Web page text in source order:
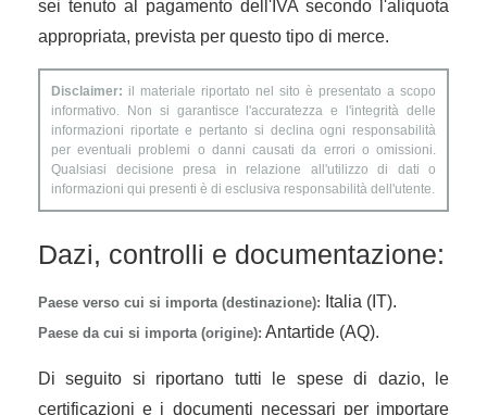
sei tenuto al pagamento dell'IVA secondo l'aliquota
appropriata, prevista per questo tipo di merce.
Disclaimer: il materiale riportato nel sito è presentato a scopo
informativo. Non si garantisce l'accuratezza e l'integrità delle
informazioni riportate e pertanto si declina ogni responsabilità
per eventuali problemi o danni causati da errori o omissioni.
Qualsiasi decisione presa in relazione all'utilizzo di dati o
informazioni qui presenti è di esclusiva responsabilità dell'utente.
Dazi, controlli e documentazione:
Paese verso cui si importa (destinazione): Italia (IT).
Paese da cui si importa (origine): Antartide (AQ).
Di seguito si riportano tutti le spese di dazio, le
certificazioni e i documenti necessari per importare